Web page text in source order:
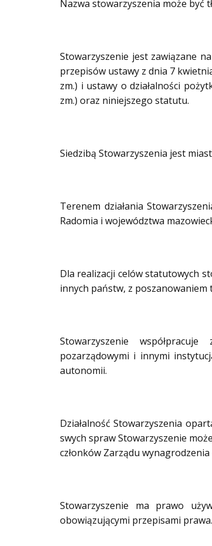
Nazwa stowarzyszenia może być
Stowarzyszenie jest zawiązane
przepisów ustawy z dnia 7
zm.) i ustawy o działalności
zm.) oraz niniejszego statutu.
Siedzibą Stowarzyszenia jest
Terenem działania
Radomia i województwa
Dla realizacji celów statutowych
innych państw, z poszanowaniem
Stowarzyszenie
pozarządowymi i innymi
autonomii.
Działalność Stowarzyszenia
swych spraw Stowarzyszenie
członków Zarządu
Stowarzyszenie ma prawo
obowiązującymi przepisami prawa.